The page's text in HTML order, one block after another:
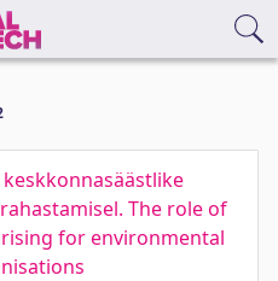
The role of
for environmental